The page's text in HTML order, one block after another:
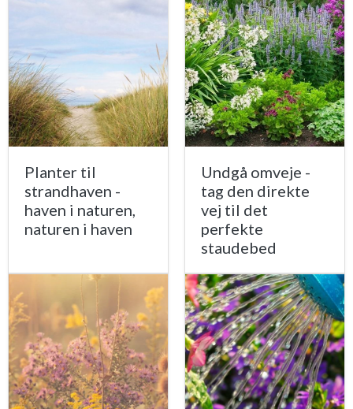
Planter til
strandhaven -
haven i naturen,
naturen i haven
Undgå omveje -
tag den direkte
vej til det
perfekte
staudebed